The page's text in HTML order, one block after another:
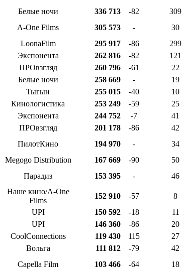
Белые ночи 336 713 -82 309
A-One Films 305 573 - 30
LoonaFilm 295 917 -86 299
Экспонента 262 816 -82 121
ПРОвзгляд 260 796 -61 22
Белые ночи 258 669 - 19
Тыгын 255 015 -40 10
Кинологистика 253 249 -59 25
Экспонента 244 752 -7 41
ПРОвзгляд 201 178 -86 42
ПилотКино 194 970 - 34
Megogo Distribution 167 669 -90 50
Парадиз 153 395 - 46
Наше кино/A-One
Films
152 910 -57 8
UPI 150 592 -18 11
UPI 146 360 -86 20
CoolConnections 119 430 115 27
Вольга 111 812 -79 42
Capella Film 103 466 -64 18